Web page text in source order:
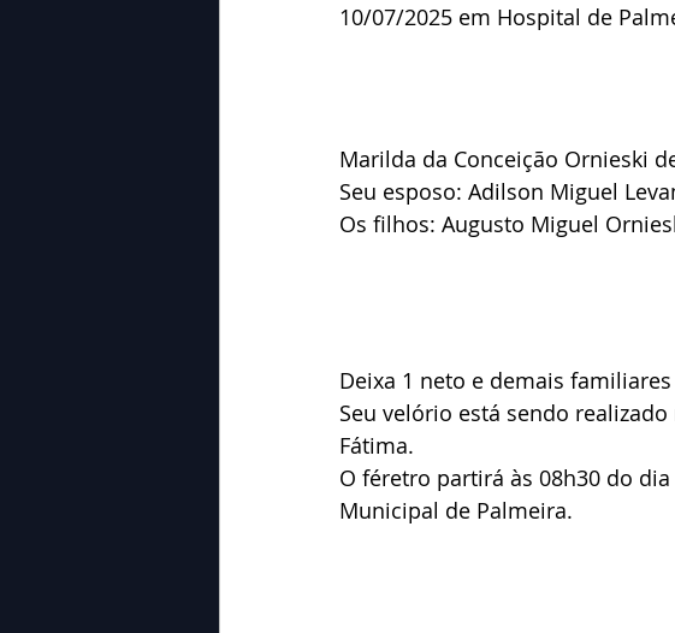
10/07/2025 em Hospital de
Marilda da Conceição Ornieski
Seu esposo: Adilson Miguel
Os filhos: Augusto Miguel
Deixa 1 neto e demais
Seu velório está sendo
Fátima.
O féretro partirá às 08h30 do
Municipal de Palmeira.